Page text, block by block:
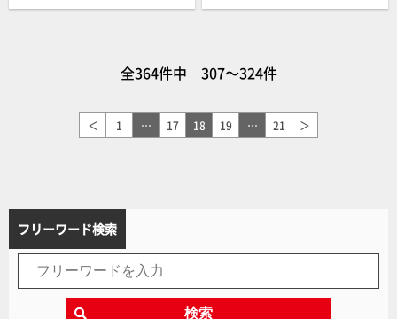
ロ60周年】
全364件中 307～324件
＜ 1 … 17 18 19 … 21 ＞
フリーワード検索
検索